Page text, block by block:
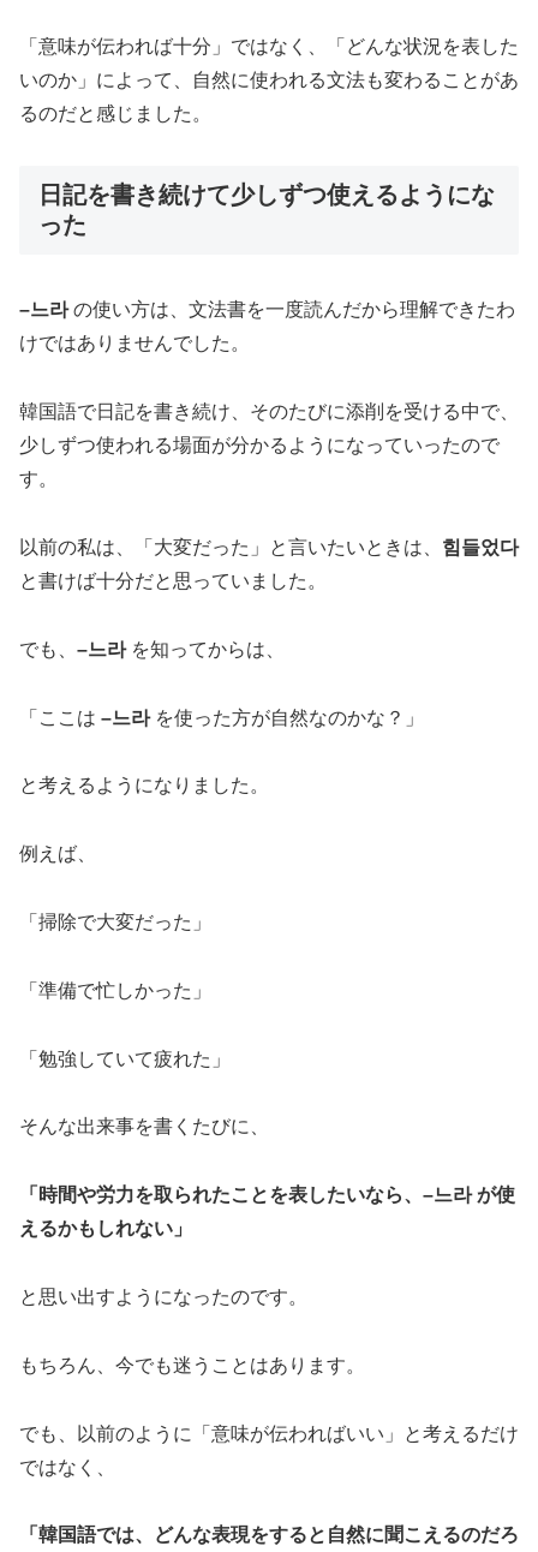
「意味が伝われば十分」ではなく、「どんな状況を表した
いのか」によって、自然に使われる文法も変わることがあ
るのだと感じました。
日記を書き続けて少しずつ使えるようにな
った
–느라の使い方は、文法書を一度読んだから理解できたわ
けではありませんでした。
韓国語で日記を書き続け、そのたびに添削を受ける中で、
少しずつ使われる場面が分かるようになっていったので
す。
以前の私は、「大変だった」と言いたいときは、 힘들었다
と書けば十分だと思っていました。
でも、 –느라を知ってからは、
「ここは –느라を使った方が自然なのかな？」
と考えるようになりました。
例えば、
「掃除で大変だった」
「準備で忙しかった」
「勉強していて疲れた」
そんな出来事を書くたびに、
「時間や労力を取られたことを表したいなら、–느라 が使
えるかもしれない」
と思い出すようになったのです。
もちろん、今でも迷うことはあります。
でも、以前のように「意味が伝わればいい」と考えるだけ
ではなく、
「韓国語では、どんな表現をすると自然に聞こえるのだろ